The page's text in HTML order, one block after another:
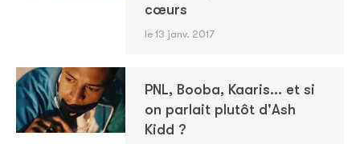
cœurs
le 13 janv. 2017
PNL, Booba, Kaaris... et si
on parlait plutôt d'Ash
Kidd ?